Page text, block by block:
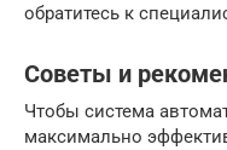
обратитесь к
Советы и
Чтобы система
максимально